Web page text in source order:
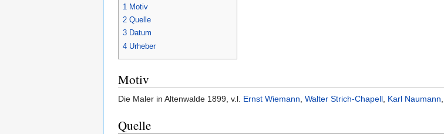
1 Motiv
2 Quelle
3 Datum
4 Urheber
Motiv
Die Maler in Altenwalde 1899, v.l. Ernst Wiemann Walter Strich-Chapell Karl Naumann
Quelle